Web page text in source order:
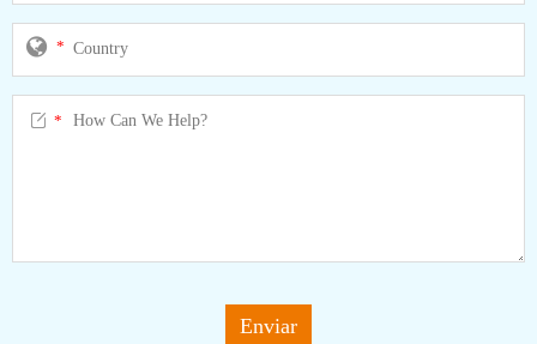
*
*
Enviar